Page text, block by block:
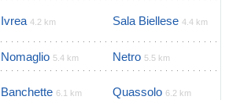
Ivrea 4.2 km Sala Biellese 4.4 km
Nomaglio 5.4 km Netro 5.5 km
Banchette 6.1 km Quassolo 6.2 km